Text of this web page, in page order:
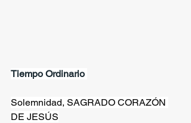
Tiempo Ordinario
Solemnidad, SAGRADO CORAZÓN
DE JESÚS